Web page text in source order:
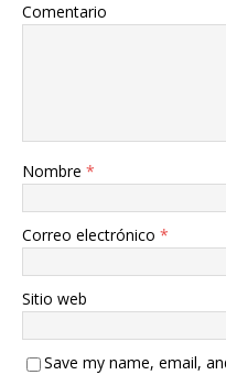
Comentario
Nombre *
Correo electrónico *
Sitio web
Save my name, email,